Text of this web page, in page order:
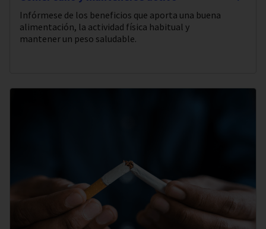
Infórmese de los beneficios que aporta una buena
alimentación, la actividad física habitual y
mantener un peso saludable.